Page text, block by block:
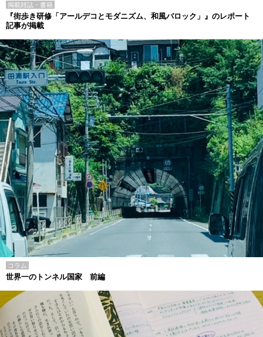
掲載雑誌・書籍
『街歩き研修「アールデコとモダニズム、和風バロック」』のレポート
記事が掲載
コラム
世界一のトンネル国家 前編